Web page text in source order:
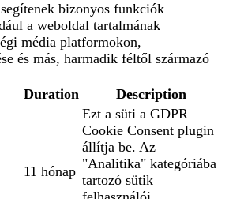
bizonyos funkciók
a weboldal tartalmának
média platformokon,
és más, harmadik féltől származó
Duration Description
11 hónap
Ezt a süti a GDPR
Cookie Consent plugin
állítja be. Az
"Analitika" kategóriába
tartozó sütik